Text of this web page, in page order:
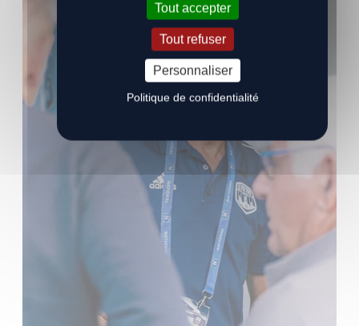
Tout accepter
Tout refuser
Personnaliser
Politique de confidentialité